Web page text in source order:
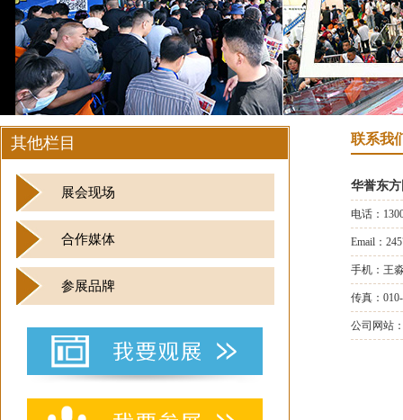
其他栏目
展会现场
合作媒体
参展品牌
联系我
华誉东
电话：
Email：
手机：王
传真：
公司网站